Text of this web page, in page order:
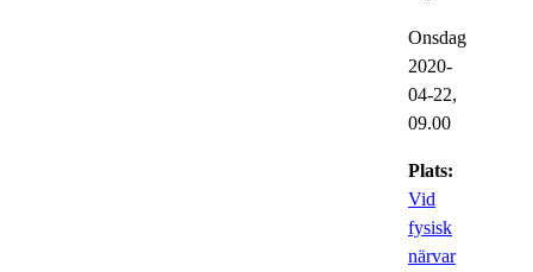
Onsdag
2020-
04-22,
09.00
Plats:
Vid
fysisk
närvar